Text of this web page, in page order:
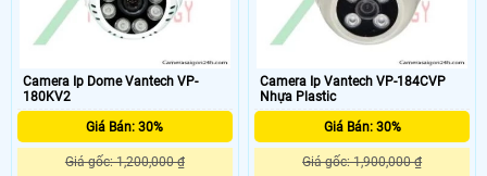
Camera Ip Dome Vantech VP-
180KV2
Giá Bán: 30%
Giá gốc: 1,200,000 ₫
Camera Ip Vantech VP-184CVP
Nhựa Plastic
Giá Bán: 30%
Giá gốc: 1,900,000 ₫